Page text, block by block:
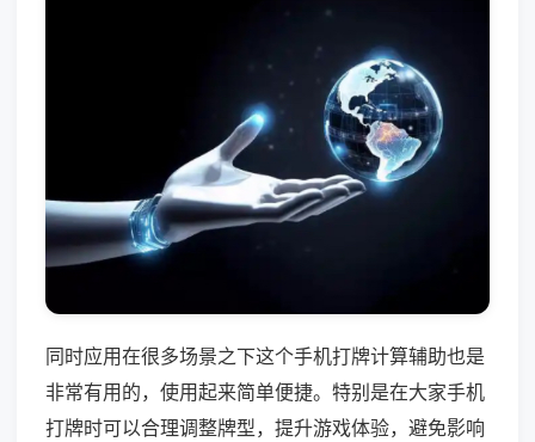
同时应用在很多场景之下这个手机打牌计算辅助也是
非常有用的，使用起来简单便捷。特别是在大家手机
打牌时可以合理调整牌型，提升游戏体验，避免影响